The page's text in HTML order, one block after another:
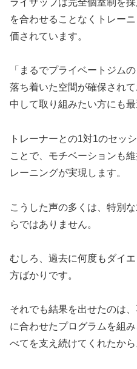
を合わせることなくトレー
価されています。
「まるでプライベートジム
落ち着いた空間が確保され
中して取り組みたい方にも最
トレーナーとの1対1のセッ
ことで、モチベーションも
レーニングが実現します。
こうした声の多くは、特別
らではありません。
むしろ、過去に何度もダイ
方ばかりです。
それでも結果を出せたのは
に合わせたプログラムを組
べてを支え続けてくれたから